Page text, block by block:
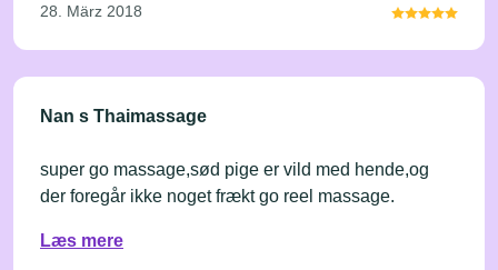
28. März 2018
Nan s Thaimassage
super go massage,sød pige er vild med hende,og
der foregår ikke noget frækt go reel massage.
Læs mere